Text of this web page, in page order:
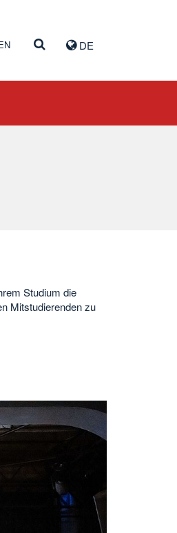
DE
Studium die
Mitstudierenden zu